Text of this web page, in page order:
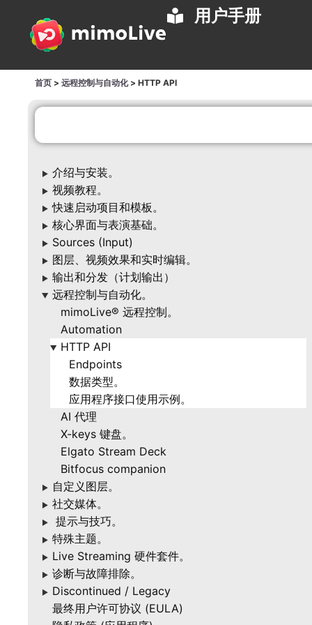
用户手册
首页 > 远程控制与自动化> HTTP API
▶ 介绍与安装。
▶ 视频教程。
▶ 快速启动项目和模板。
▶ 核心界面与表演基础。
▶ Sources (Input)
▶ 图层、视频效果和实时编辑。
▶ 输出和分发（计划输出）
▶
远程控制与自动化。
mimoLive® 远程控制。
Automation
▶
HTTP API
Endpoints
数据类型。
应用程序接口使用示例。
AI 代理
X-keys 键盘。
Elgato Stream Deck
Bitfocus companion
▶ 自定义图层。
▶ 社交媒体。
▶ 提示与技巧。
▶ 特殊主题。
▶ Live Streaming 硬件套件。
▶ 诊断与故障排除。
▶ Discontinued / Legacy
最终用户许可协议 (EULA)